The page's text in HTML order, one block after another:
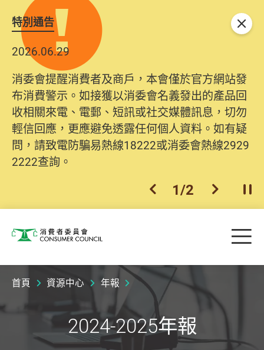
特別通告
2026.06.29
消委會提醒消費者及商戶，本會僅於官方網站發
布消費警示。如接獲以消委會名義發出的產品回
收相關來電、電郵、短訊或社交媒體訊息，切勿
輕信回應，更應避免透露任何個人資料。如有疑
問，請致電防騙易熱線18222或消委會熱線2929
2222查詢。
上一個
1/2 下一個開
關閉
消費者委員會 目
首頁 資源中心 年報
2024-2025年報